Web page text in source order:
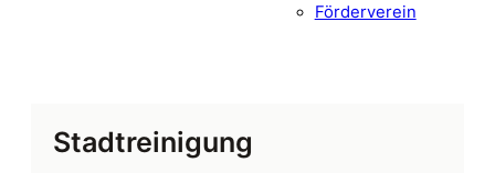
Förderverein
Stadtreinigung